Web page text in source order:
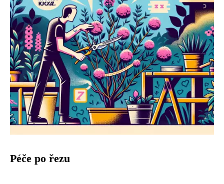
Péče po řezu